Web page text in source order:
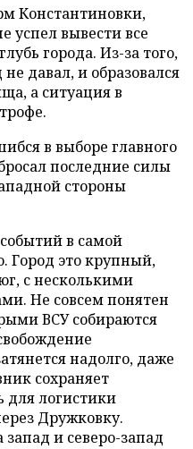
Константиновки,
успел вывести все
города. Из-за того,
давал, и образовался
а ситуация в
в выборе главного
последние силы
стороны
в самой
Город это крупный,
с несколькими
Не совсем понятен
ВСУ собираются
надолго, даже
сохраняет
для логистики
Дружковку.
и северо-запад